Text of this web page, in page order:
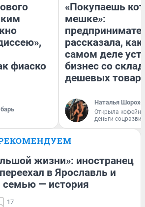
фиаско
«Покупаешь
мешке»:
рассказала, как
самом деле
бизнес со
дешевых
Наталья
Открыла
деньги
жизни»: иностранец
в Ярославль и
семью — история
17